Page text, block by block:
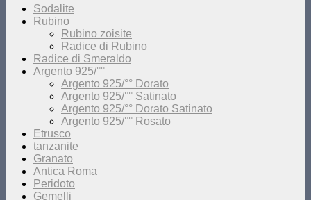
Sodalite
Rubino
Rubino zoisite
Radice di Rubino
Radice di Smeraldo
Argento 925/°°
Argento 925/°° Dorato
Argento 925/°° Satinato
Argento 925/°° Dorato Satinato
Argento 925/°° Rosato
Etrusco
tanzanite
Granato
Antica Roma
Peridoto
Gemelli